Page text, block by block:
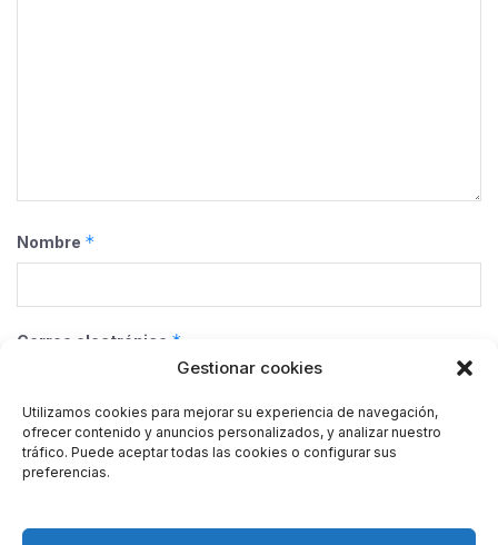
Gestionar cookies
Utilizamos cookies para mejorar su experiencia de navegación,
ofrecer contenido y anuncios personalizados, y analizar nuestro
tráfico. Puede aceptar todas las cookies o configurar sus
preferencias.
Nombre *
Correo electrónico *
Web